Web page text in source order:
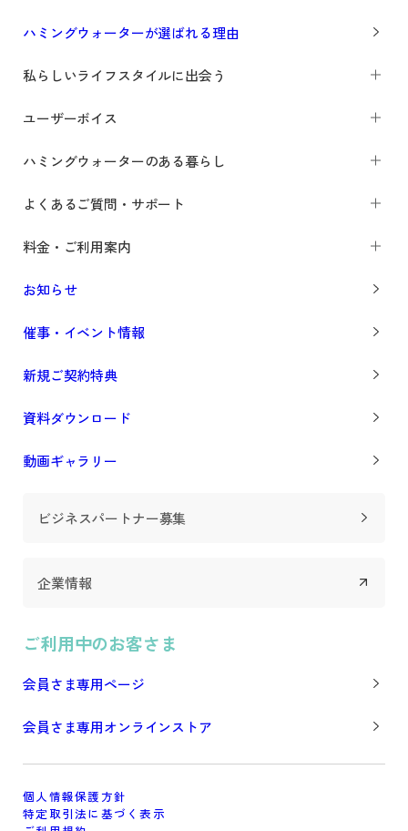
ハミングウォーターが選ばれる理由
私らしいライフスタイルに出会う
ユーザーボイス
ハミングウォーターのある暮らし
よくあるご質問・サポート
料金・ご利用案内
お知らせ
催事・イベント情報
新規ご契約特典
資料ダウンロード
動画ギャラリー
ビジネスパートナー募集
企業情報
ご利用中のお客さま
会員さま専用ページ
会員さま専用オンラインストア
個人情報保護方針
特定取引法に基づく表示